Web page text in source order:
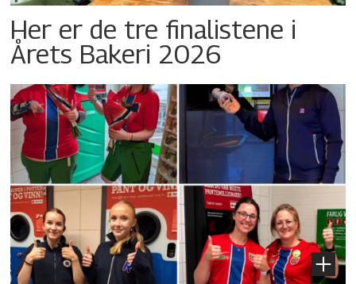
Her er de tre finalistene i
Årets Bakeri 2026